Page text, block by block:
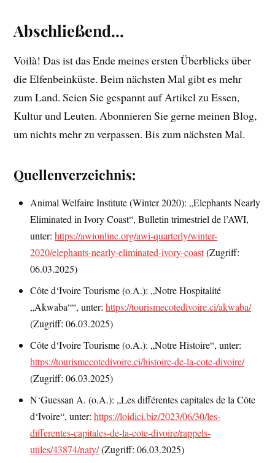
Abschließend…
Voilà! Das ist das Ende meines ersten Überblicks über
die Elfenbeinküste. Beim nächsten Mal gibt es mehr
zum Land. Seien Sie gespannt auf Artikel zu Essen,
Kultur und Leuten. Abonnieren Sie gerne meinen Blog,
um nichts mehr zu verpassen. Bis zum nächsten Mal.
Quellenverzeichnis:
Animal Welfaire Institute (Winter 2020): „Elephants Nearly
Eliminated in Ivory Coast“, Bulletin trimestriel de l’AWI,
unter:https://awionline.org/awi-quarterly/winter-
2020/elephants-nearly-eliminated-ivory-coast(Zugriff:
06.03.2025)
Côte d‘Ivoire Tourisme (o.A.): „Notre Hospitalité
„Akwaba““, unter:https://tourismecotedivoire.ci/akwaba/
(Zugriff: 06.03.2025)
Côte d‘Ivoire Tourisme (o.A.): „Notre Histoire“, unter:
https://tourismecotedivoire.ci/histoire-de-la-cote-divoire/
(Zugriff: 06.03.2025)
N‘Guessan A. (o.A.): „Les différentes capitales de la Côte
d‘Ivoire“, unter:https://loidici.biz/2023/06/30/les-
differentes-capitales-de-la-cote-divoire/rappels-
utiles/43874/naty/(Zugriff: 06.03.2025)